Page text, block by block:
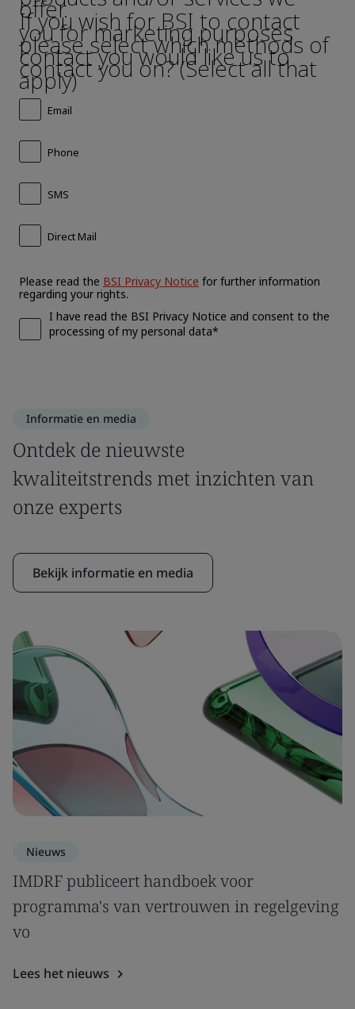
Informatie en media
Ontdek de nieuwste
kwaliteitstrends met inzichten van
onze experts
Bekijk informatie en media
Nieuws
IMDRF publiceert handboek voor
programma's van vertrouwen in regelgeving
vo
Lees het nieuws